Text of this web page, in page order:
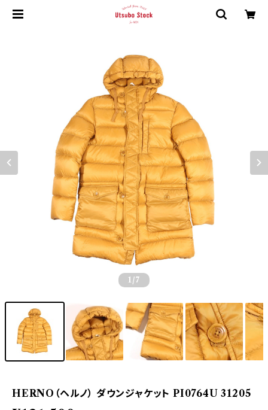
1 /7
HERNO（ヘルノ） ダウンジャケット PI0764U 31205